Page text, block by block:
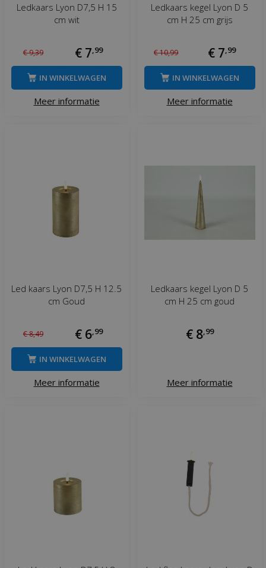
Ledkaars Lyon D7,5 H 15
cm wit
€9,39 € 7 99
Meer informatie
IN WINKELWAGEN
Ledkaars kegel Lyon D 5
cm H 25 cm grijs
€10,99 € 7 99
Meer informatie
IN WINKELWAGEN
Led kaars Lyon D7,5 H 12.5
cm Goud
€8,49 € 6 99
Meer informatie
IN WINKELWAGEN
Ledkaars kegel Lyon D 5
cm H 25 cm goud
€ 8 99
Meer informatie